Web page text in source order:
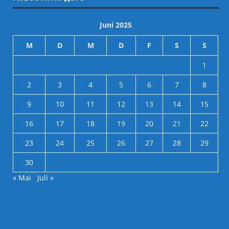
Juni 2025
M D M D F S S
1
2
3 4 5 6 7
8
9
10 11 12 13 14
15
16
17 18 19 20 21
22
23
24 25 26 27 28
29
30
« Mai
Juli »